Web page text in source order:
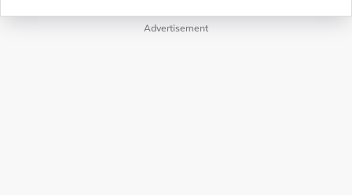
Advertisement